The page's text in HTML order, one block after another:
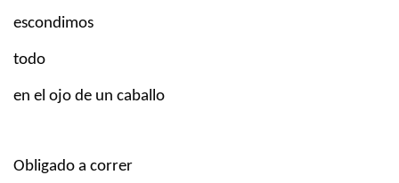
escondimos
todo
en el ojo de un caballo
Obligado a correr